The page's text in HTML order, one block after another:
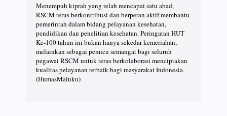
Menempuh kiprah yang telah mencapai satu abad,
RSCM terus berkontribusi dan berperan aktif membantu
pemerintah dalam bidang pelayanan kesehatan,
pendidikan dan penelitian kesehatan. Peringatan HUT
Ke-100 tahun ini bukan hanya sekedar kemeriahan,
melainkan sebagai pemicu semangat bagi seluruh
pegawai RSCM untuk terus berkolaborasi menciptakan
kualitas pelayanan terbaik bagi masyarakat Indonesia.
(HumasMaluku)